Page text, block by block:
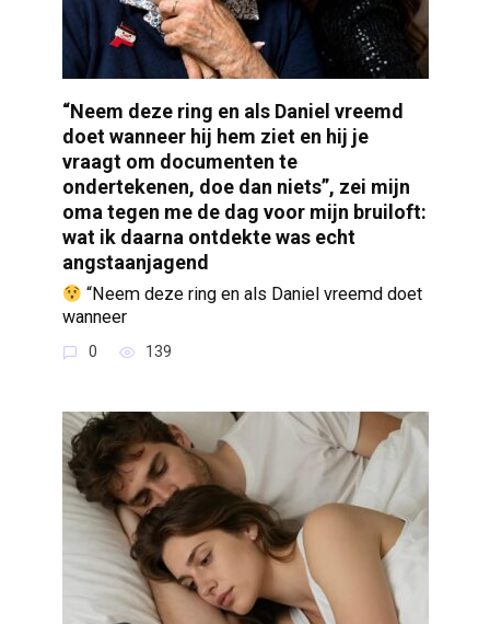
“Neem deze ring en als Daniel vreemd
doet wanneer hij hem ziet en hij je
vraagt om documenten te
ondertekenen, doe dan niets”, zei mijn
oma tegen me de dag voor mijn bruiloft:
wat ik daarna ontdekte was echt
angstaanjagend
“Neem deze ring en als Daniel vreemd doet
wanneer
0 139